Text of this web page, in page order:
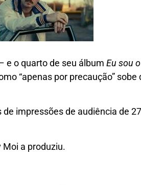
e o quarto de seu álbum Eu sou
“apenas por precaução”
impressões de audiência de
Moi a produziu.